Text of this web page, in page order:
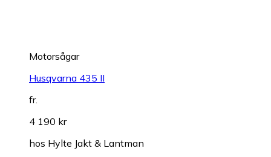
Motorsågar
Husqvarna 435 II
fr.
4 190 kr
hos Hylte Jakt & Lantman